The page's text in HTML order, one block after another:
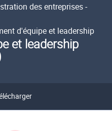
des entreprises -
d'équipe et leadership
et leadership